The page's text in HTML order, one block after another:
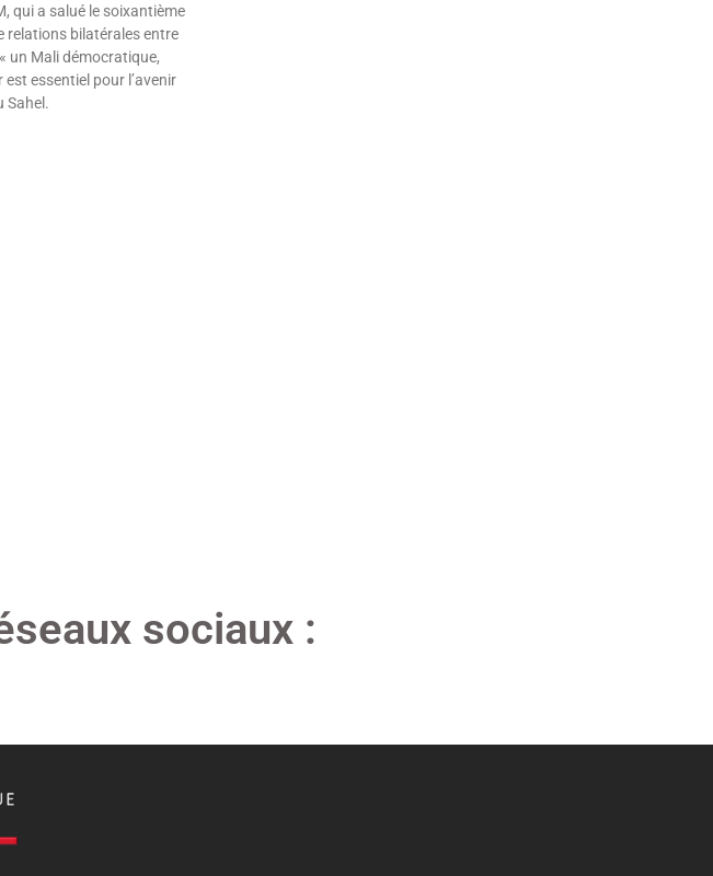
qui a salué le soixantième
relations bilatérales entre
un Mali démocratique,
est essentiel pour l’avenir
Sahel.
sociaux :